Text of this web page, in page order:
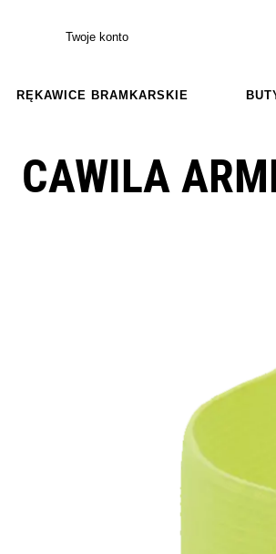
Twoje konto
RĘKAWICE BRAMKARSKIE
CAWILA